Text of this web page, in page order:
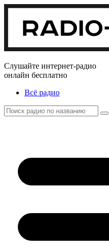
Слушайте интернет-радио
онлайн бесплатно
Всё радио